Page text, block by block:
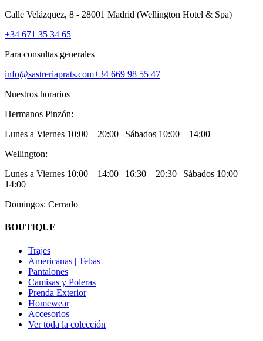
Calle Velázquez, 8 - 28001 Madrid (Wellington Hotel & Spa)
+34 671 35 34 65
Para consultas generales
info@sastreriaprats.com+34 669 98 55 47
Nuestros horarios
Hermanos Pinzón:
Lunes a Viernes 10:00 – 20:00 | Sábados 10:00 – 14:00
Wellington:
Lunes a Viernes 10:00 – 14:00 | 16:30 – 20:30 | Sábados 10:00 –
14:00
Domingos: Cerrado
BOUTIQUE
Trajes
Americanas | Tebas
Pantalones
Camisas y Poleras
Prenda Exterior
Homewear
Accesorios
Ver toda la colección